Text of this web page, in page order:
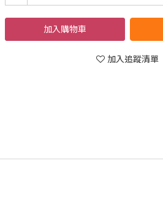
加入購物車
加入追蹤清單